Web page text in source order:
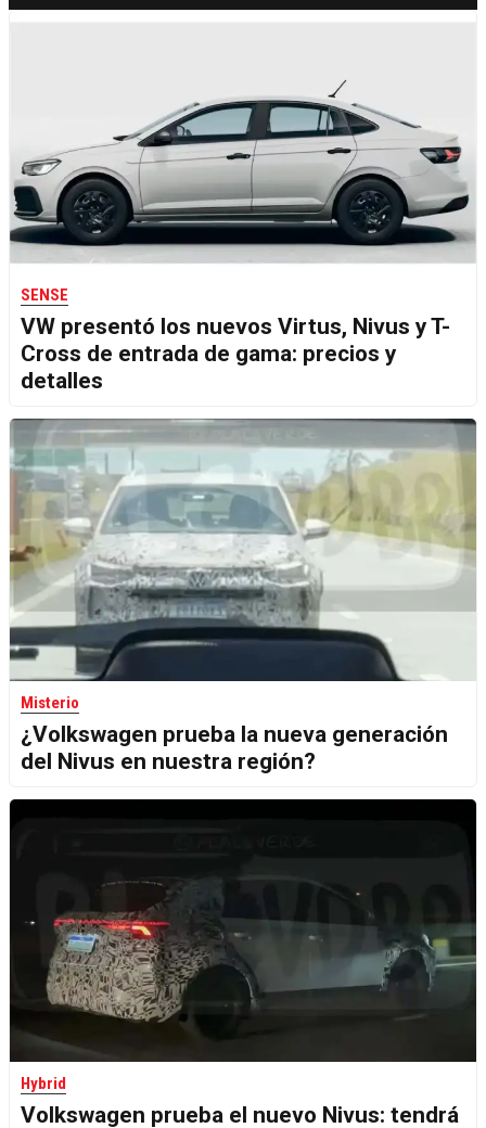
SENSE
VW presentó los nuevos Virtus, Nivus y T-
Cross de entrada de gama: precios y
detalles
Misterio
¿Volkswagen prueba la nueva generación
del Nivus en nuestra región?
Hybrid
Volkswagen prueba el nuevo Nivus: tendrá